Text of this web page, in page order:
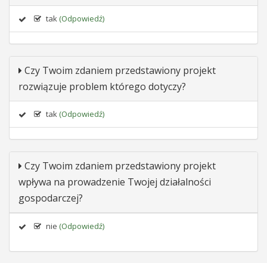
tak (Odpowiedź)
Czy Twoim zdaniem przedstawiony projekt
rozwiązuje problem którego dotyczy?
tak (Odpowiedź)
Czy Twoim zdaniem przedstawiony projekt
wpływa na prowadzenie Twojej działalności
gospodarczej?
nie (Odpowiedź)